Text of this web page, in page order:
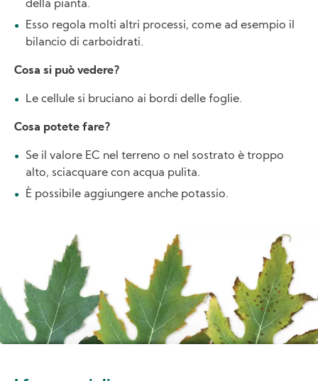
della pianta.
Esso regola molti altri processi, come ad esempio il
bilancio di carboidrati.
Cosa si può vedere?
Le cellule si bruciano ai bordi delle foglie.
Cosa potete fare?
Se il valore EC nel terreno o nel sostrato è troppo
alto, sciacquare con acqua pulita.
È possibile aggiungere anche potassio.